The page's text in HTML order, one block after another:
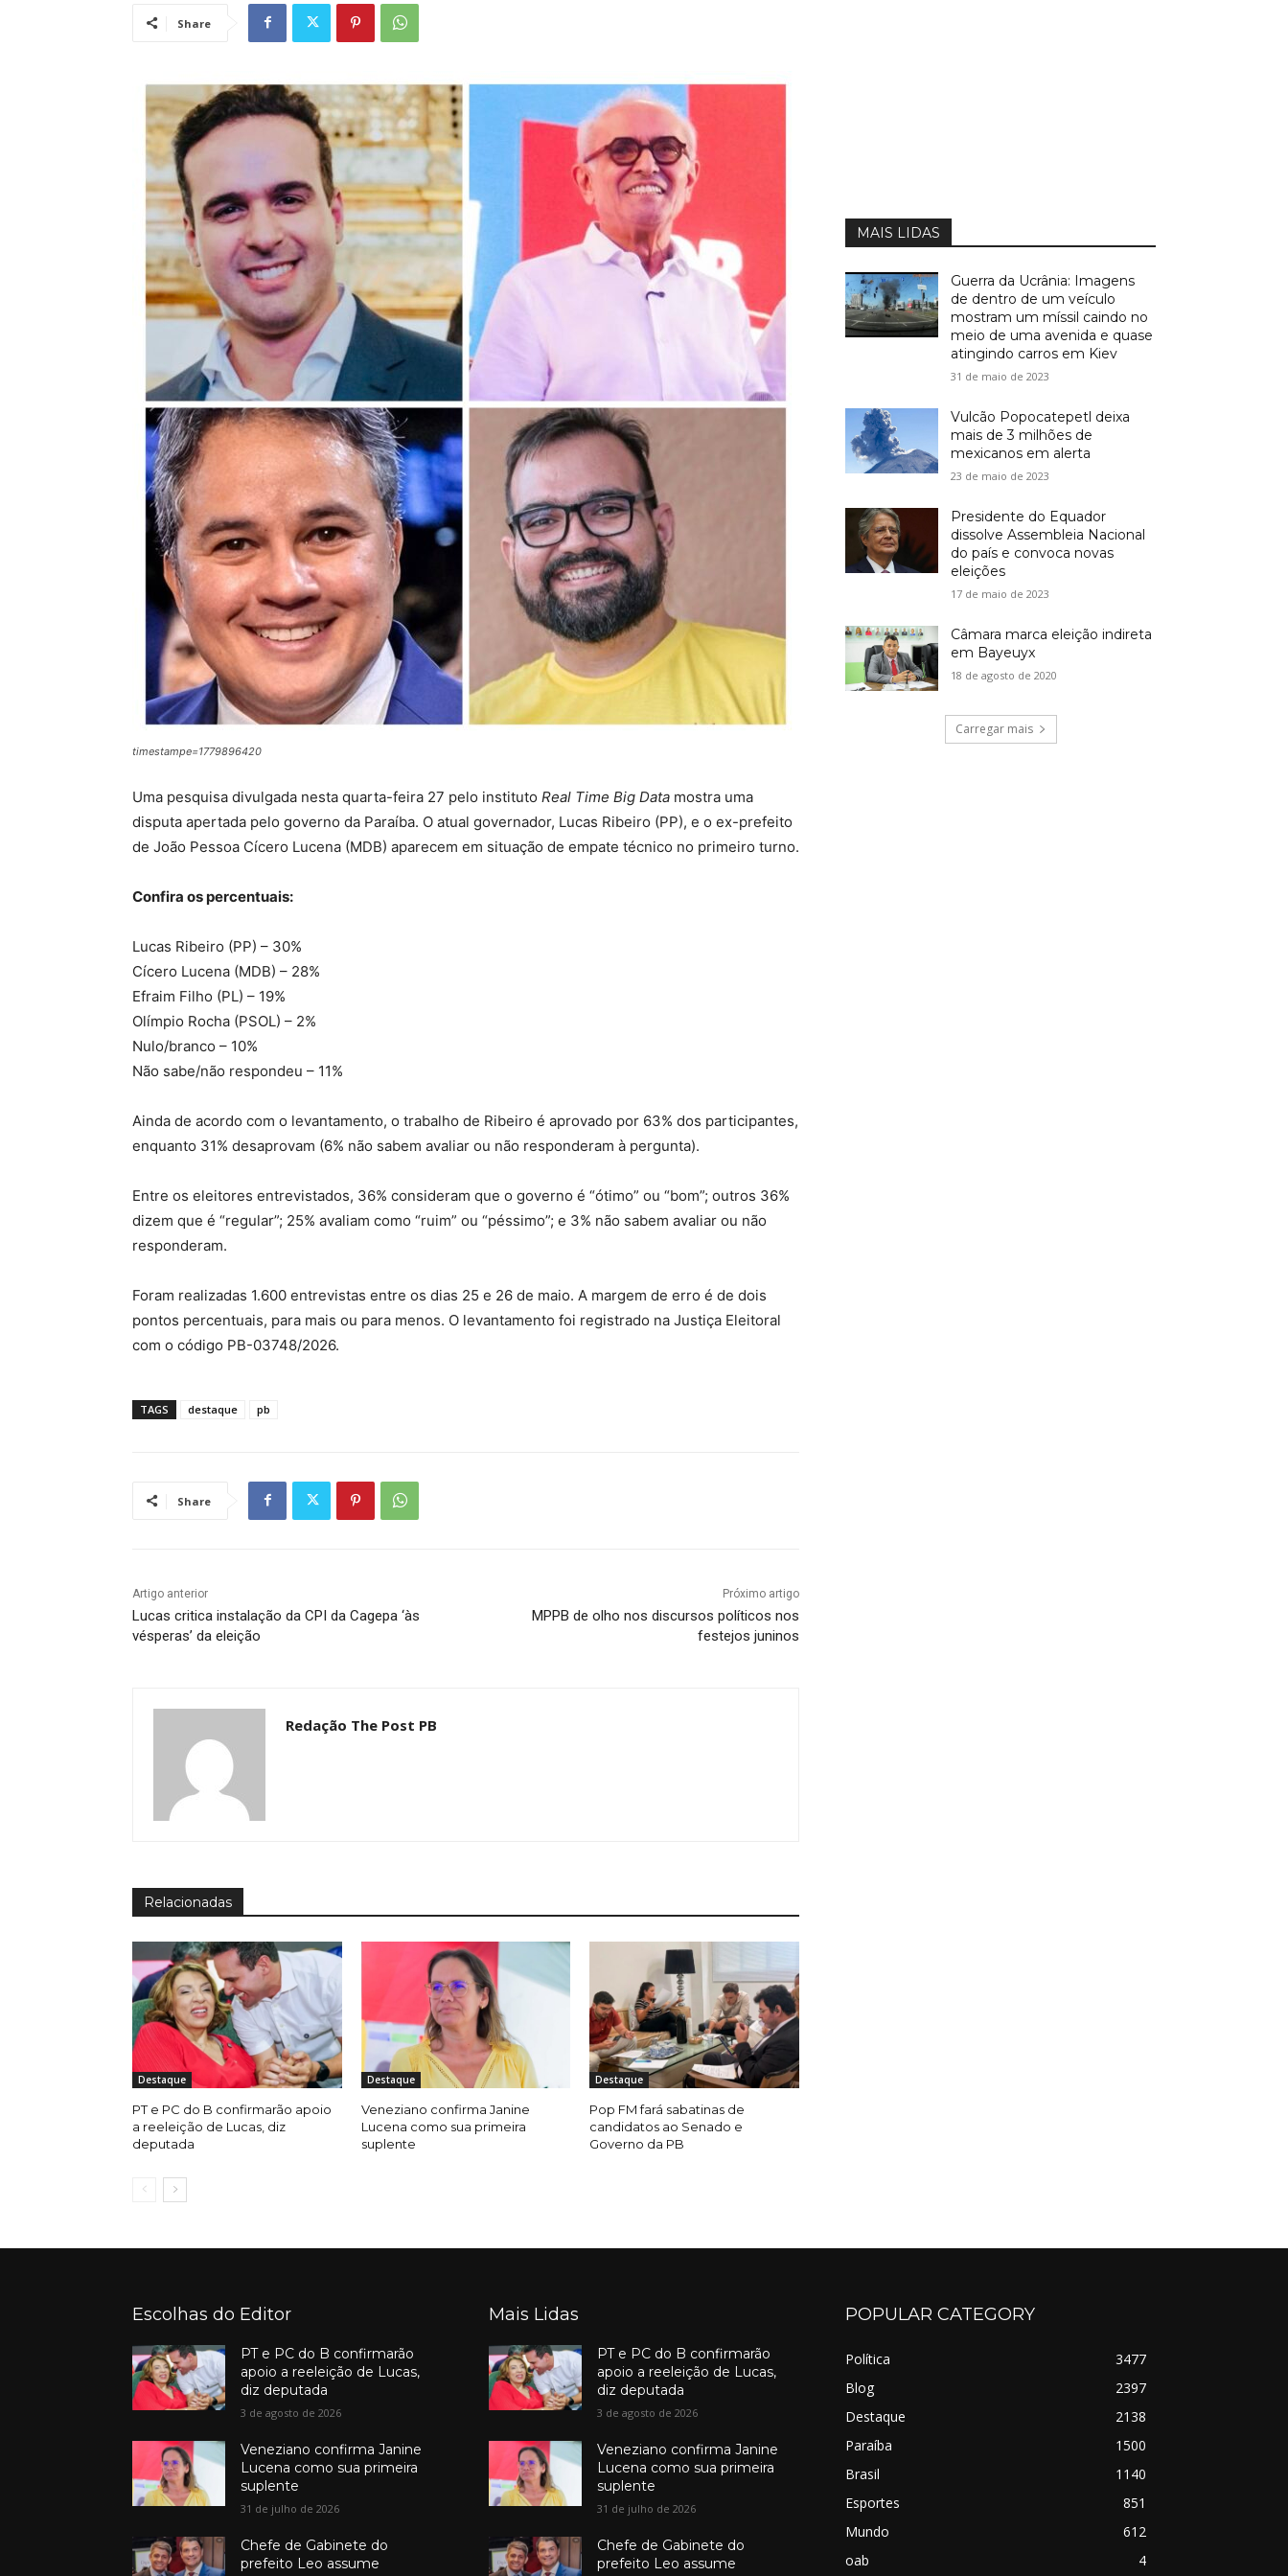
Share
timestampe=1779896420
Uma pesquisa divulgada nesta quarta-feira 27 pelo instituto Real Time Big Data mostra uma
disputa apertada pelo governo da Paraíba. O atual governador, Lucas Ribeiro (PP), e o ex-prefeito
de João Pessoa Cícero Lucena (MDB) aparecem em situação de empate técnico no primeiro turno.
Confira os percentuais:
Lucas Ribeiro (PP) – 30%
Cícero Lucena (MDB) – 28%
Efraim Filho (PL) – 19%
Olímpio Rocha (PSOL) – 2%
Nulo/branco – 10%
Não sabe/não respondeu – 11%
Ainda de acordo com o levantamento, o trabalho de Ribeiro é aprovado por 63% dos participantes,
enquanto 31% desaprovam (6% não sabem avaliar ou não responderam à pergunta).
Entre os eleitores entrevistados, 36% consideram que o governo é “ótimo” ou “bom”; outros 36%
dizem que é “regular”; 25% avaliam como “ruim” ou “péssimo”; e 3% não sabem avaliar ou não
responderam.
Foram realizadas 1.600 entrevistas entre os dias 25 e 26 de maio. A margem de erro é de dois
pontos percentuais, para mais ou para menos. O levantamento foi registrado na Justiça Eleitoral
com o código PB-03748/2026.
TAGS destaque pb
Share
Artigo anterior
Lucas critica instalação da CPI da Cagepa ‘às
vésperas’ da eleição
Próximo artigo
MPPB de olho nos discursos políticos nos
festejos juninos
Redação The Post PB
Relacionadas
Destaque
PT e PC do B confirmarão apoio
a reeleição de Lucas, diz
deputada
Destaque
Veneziano confirma Janine
Lucena como sua primeira
suplente
Destaque
Pop FM fará sabatinas de
candidatos ao Senado e
Governo da PB
MAIS LIDAS
Guerra da Ucrânia: Imagens
de dentro de um veículo
mostram um míssil caindo no
meio de uma avenida e quase
atingindo carros em Kiev
31 de maio de 2023
Vulcão Popocatepetl deixa
mais de 3 milhões de
mexicanos em alerta
23 de maio de 2023
Presidente do Equador
dissolve Assembleia Nacional
do país e convoca novas
eleições
17 de maio de 2023
Câmara marca eleição indireta
em Bayeuyx
18 de agosto de 2020
Carregar mais
Escolhas do Editor
PT e PC do B confirmarão
apoio a reeleição de Lucas,
diz deputada
3 de agosto de 2026
Veneziano confirma Janine
Lucena como sua primeira
suplente
31 de julho de 2026
Chefe de Gabinete do
prefeito Leo assume
Mais Lidas
PT e PC do B confirmarão
apoio a reeleição de Lucas,
diz deputada
3 de agosto de 2026
Veneziano confirma Janine
Lucena como sua primeira
suplente
31 de julho de 2026
Chefe de Gabinete do
prefeito Leo assume
POPULAR CATEGORY
Política
3477
Blog
2397
Destaque
2138
Paraíba
1500
Brasil
1140
Esportes
851
Mundo
612
oab
4